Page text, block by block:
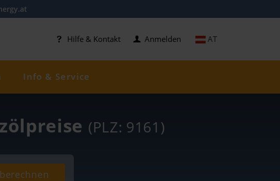
AT
Hilfe & Kontakt Anmelden
Info & Service
(PLZ: 9161)
berechnen